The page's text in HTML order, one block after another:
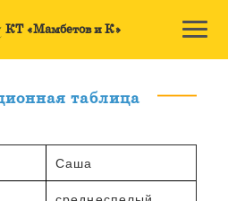
КТ «Мамбетов и К»
таблица
Саша